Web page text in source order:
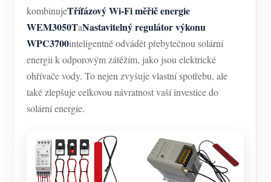
kombinujeTřífázový Wi-Fi měřič energie
WEM3050TaNastavitelný regulátor výkonu
WPC3700inteligentně odvádět přebytečnou solární
energii k odporovým zátěžím, jako jsou elektrické
ohřívače vody. To nejen zvyšuje vlastní spotřebu, ale
také zlepšuje celkovou návratnost vaší investice do
solární energie.